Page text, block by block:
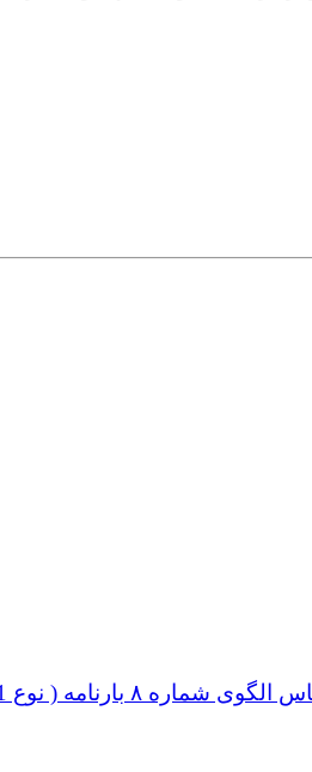
۸ بارنامه ( نوع 1 )